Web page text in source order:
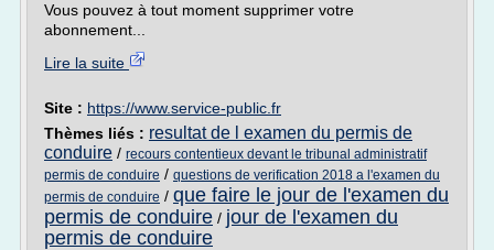
Vous pouvez à tout moment supprimer votre
abonnement...
Lire la suite
Site : https://www.service-public.fr
Thèmes liés : resultat de l examen du permis de
conduire / recours contentieux devant le tribunal administratif
permis de conduire / questions de verification 2018 a l'examen du
permis de conduire / que faire le jour de l'examen du
permis de conduire / jour de l'examen du
permis de conduire